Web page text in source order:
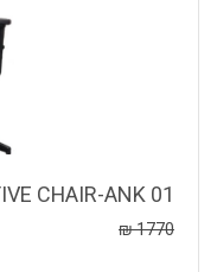
CHAIR-ANK 01
1770
₪